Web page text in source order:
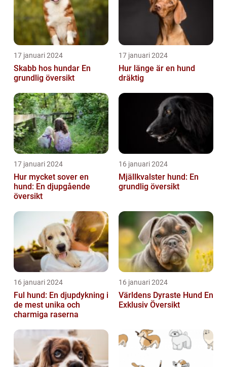
17 januari 2024
Skabb hos hundar En
grundlig översikt
17 januari 2024
Hur länge är en hund
dräktig
17 januari 2024
Hur mycket sover en
hund: En djupgående
översikt
16 januari 2024
Mjällkvalster hund: En
grundlig översikt
16 januari 2024
Ful hund: En djupdykning i
de mest unika och
charmiga raserna
16 januari 2024
Världens Dyraste Hund En
Exklusiv Översikt